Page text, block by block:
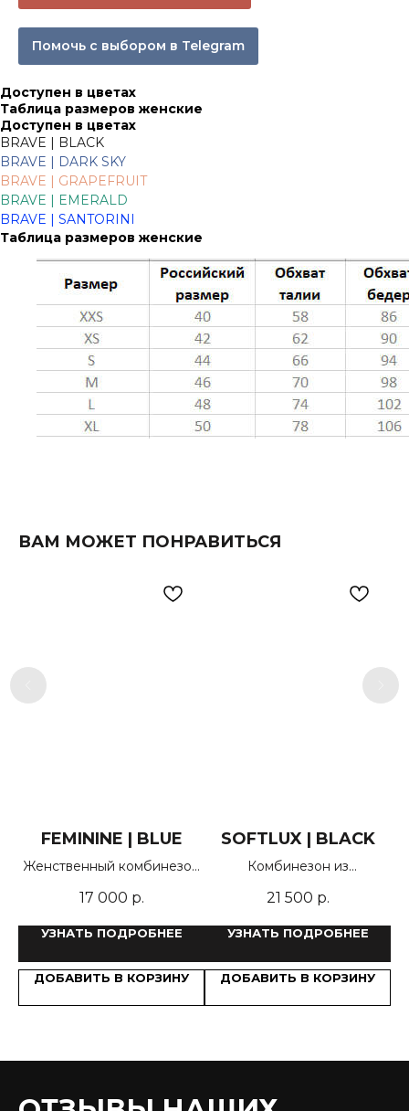
Помочь с выбором в Telegram
Доступен в цветах
Таблица размеров женские
Доступен в цветах
BRAVE | BLACK
BRAVE | DARK SKY
BRAVE | GRAPEFRUIT
BRAVE | EMERALD
BRAVE | SANTORINI
Таблица размеров женские
ВАМ МОЖЕТ ПОНРАВИТЬСЯ
FEMININE | BLUE
Женственный комбинезон
брюками
17 000 р.
УЗНАТЬ ПОДРОБНЕЕ
ДОБАВИТЬ В КОРЗИНУ
SOFTLUX | BLACK
Комбинезон из
велюре
21 500 р.
УЗНАТЬ ПОДРОБНЕЕ
ДОБАВИТЬ В КОРЗИНУ